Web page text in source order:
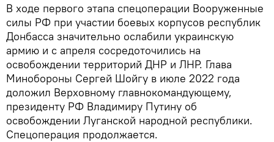
В ходе первого этапа спецоперации Вооруженные
силы РФ при участии боевых корпусов республик
Донбасса значительно ослабили украинскую
армию и с апреля сосредоточились на
освобождении территорий ДНР и ЛНР. Глава
Минобороны Сергей Шойгу в июле 2022 года
доложил Верховному главнокомандующему,
президенту РФ Владимиру Путину об
освобождении Луганской народной республики.
Спецоперация продолжается.